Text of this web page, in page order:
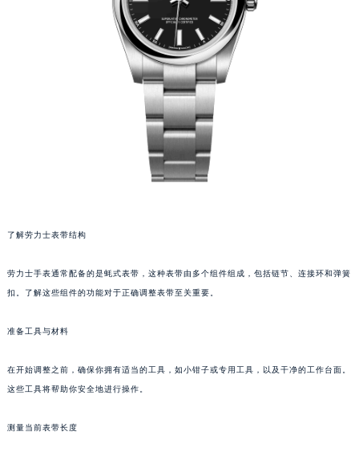
了解劳力士表带结构
劳力士手表通常配备的是蚝式表带，这种表带由多个组件组成，包括链节、连接环和弹簧
扣。了解这些组件的功能对于正确调整表带至关重要。
准备工具与材料
在开始调整之前，确保你拥有适当的工具，如小钳子或专用工具，以及干净的工作台面。
这些工具将帮助你安全地进行操作。
测量当前表带长度